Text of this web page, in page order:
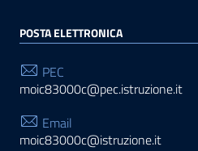
POSTA ELETTRONICA
PEC
moic83000c@pec.istruzione.it
Email
moic83000c@istruzione.it